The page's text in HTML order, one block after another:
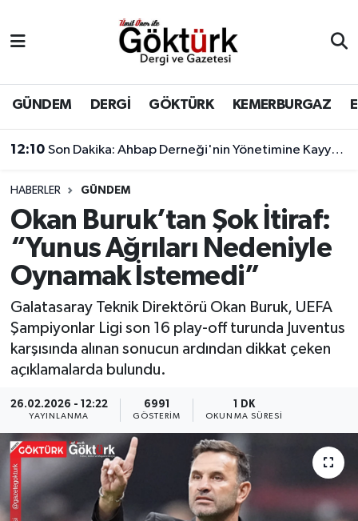
GÜNDEM DERGİ GÖKTÜRK KEMERBURGAZ
12:10 Son Dakika: Ahbap Derneği'nin Yönetimine Kayyum Atandı
HABERLER GÜNDEM
Okan Buruk’tan Şok İtiraf:
“Yunus Ağrıları Nedeniyle
Oynamak İstemedi”
Galatasaray Teknik Direktörü Okan Buruk, UEFA
Şampiyonlar Ligi son 16 play-off turunda Juventus
karşısında alınan sonucun ardından dikkat çeken
açıklamalarda bulundu.
26.02.2026 - 12:22
YAYINLANMA
6991
GÖSTERIM
1 DK
OKUNMA SÜRESI
BİLİM
DERGİ
DÜNYA
EĞİTİM
GÖKTÜRK
GÜNDEM
MAGAZİN
ÖZEL HABER
Eyüpsultan Hava Durumu
Eyüpsultan Trafik Yoğunluk Haritası
Süper Lig Puan Durumu ve Fikstür
Tüm Manşetler
Son Dakika Haberleri
Haber Arşivi